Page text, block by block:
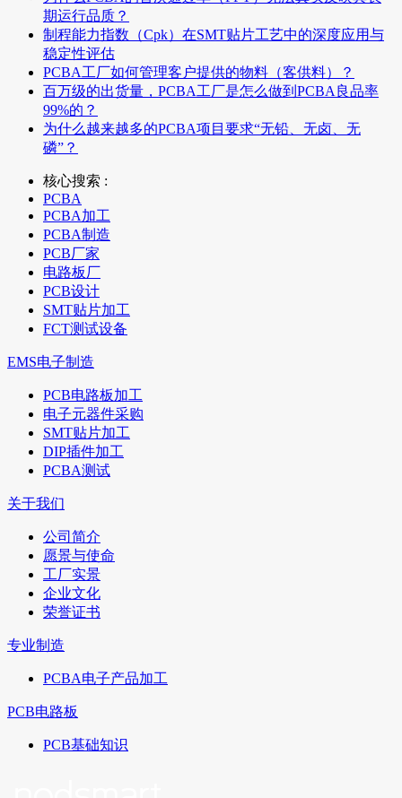
期运行品质？
制程能力指数（Cpk）在SMT贴片工艺中的深度应用与
稳定性评估
PCBA工厂如何管理客户提供的物料（客供料）？
百万级的出货量，PCBA工厂是怎么做到PCBA良品率
99%的？
为什么越来越多的PCBA项目要求“无铅、无卤、无
磷”？
核心搜索 :
PCBA
PCBA加工
PCBA制造
PCB厂家
电路板厂
PCB设计
SMT贴片加工
FCT测试设备
EMS电子制造
PCB电路板加工
电子元器件采购
SMT贴片加工
DIP插件加工
PCBA测试
关于我们
公司简介
愿景与使命
工厂实景
企业文化
荣誉证书
专业制造
PCBA电子产品加工
PCB电路板
PCB基础知识